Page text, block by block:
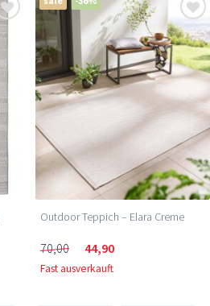
Outdoor Teppich – Elara Creme
70,00 44,90
Fast ausverkauft